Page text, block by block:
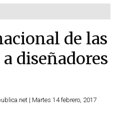
de las
diseñadores
| Martes 14 febrero, 2017